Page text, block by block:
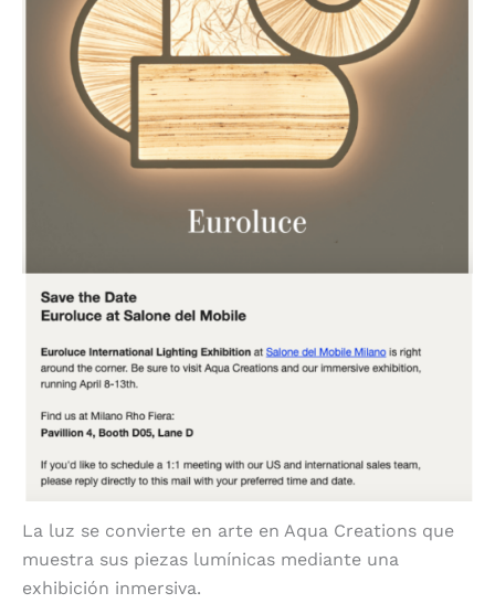
La luz se convierte en arte en Aqua Creations que
muestra sus piezas lumínicas mediante una
exhibición inmersiva.